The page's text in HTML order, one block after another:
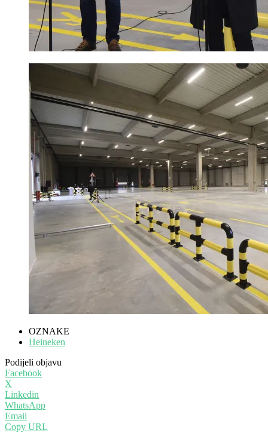
OZNAKE
Heineken
Podijeli objavu
Facebook
X
Linkedin
WhatsApp
Email
Copy URL